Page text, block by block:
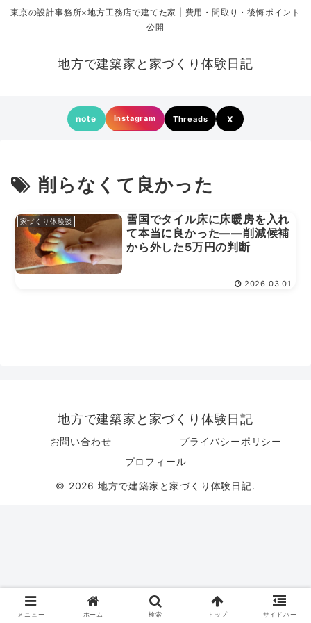
東京の設計事務所×地方工務店で建てた家 | 費用・間取り・後悔ポイント
公開
地方で建築家と家づくり体験日記
note Instagram Threads X
削らなくて良かった
家づくり体験談
雪国でタイル床に床暖房を入れ
て本当に良かった——削減候補
から外した5万円の判断
2026.03.01
地方で建築家と家づくり体験日記
お問い合わせ
プライバシーポリシー
プロフィール
© 2026 地方で建築家と家づくり体験日記.
メニュー ホーム 検索 トップ サイドバー